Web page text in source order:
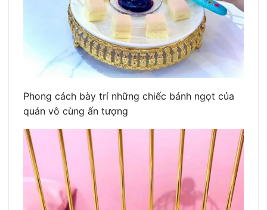
Phong cách bày trí những chiếc bánh ngọt của
quán vô cùng ấn tượng